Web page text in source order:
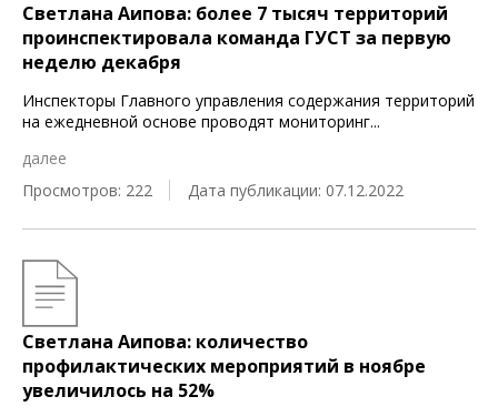
Светлана Аипова: более 7 тысяч территорий
проинспектировала команда ГУСТ за первую
неделю декабря
Инспекторы Главного управления содержания территорий
на ежедневной основе проводят мониторинг...
далее
Просмотров: 222
Дата публикации: 07.12.2022
Светлана Аипова: количество
профилактических мероприятий в ноябре
увеличилось на 52%